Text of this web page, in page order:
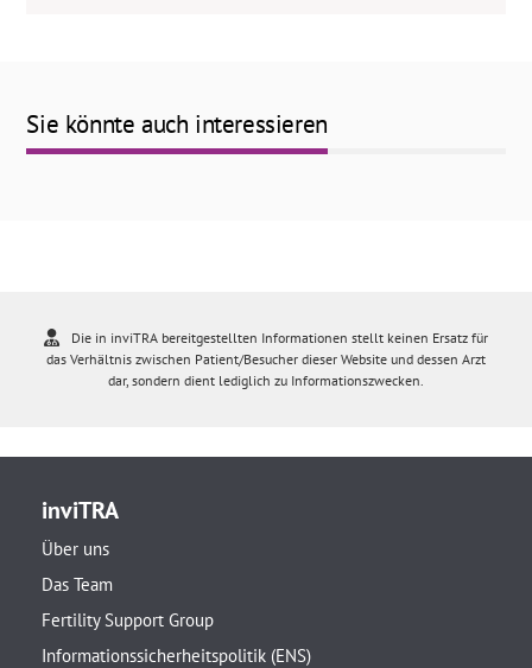
Sie könnte auch interessieren
Die in inviTRA bereitgestellten Informationen stellt keinen Ersatz für
das Verhältnis zwischen Patient/Besucher dieser Website und dessen Arzt
dar, sondern dient lediglich zu Informationszwecken.
inviTRA
Über uns
Das Team
Fertility Support Group
Informationssicherheitspolitik (ENS)